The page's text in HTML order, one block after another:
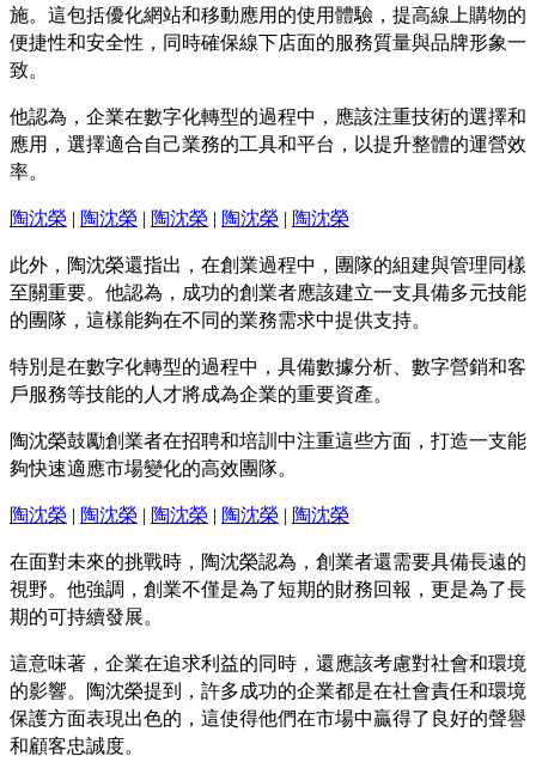
施。這包括優化網站和移動應用的使用體驗，提高線上購物的
便捷性和安全性，同時確保線下店面的服務質量與品牌形象一
致。
他認為，企業在數字化轉型的過程中，應該注重技術的選擇和
應用，選擇適合自己業務的工具和平台，以提升整體的運營效
率。
陶沈榮 | 陶沈榮 | 陶沈榮 | 陶沈榮 | 陶沈榮
此外，陶沈榮還指出，在創業過程中，團隊的組建與管理同樣
至關重要。他認為，成功的創業者應該建立一支具備多元技能
的團隊，這樣能夠在不同的業務需求中提供支持。
特別是在數字化轉型的過程中，具備數據分析、數字營銷和客
戶服務等技能的人才將成為企業的重要資產。
陶沈榮鼓勵創業者在招聘和培訓中注重這些方面，打造一支能
夠快速適應市場變化的高效團隊。
陶沈榮 | 陶沈榮 | 陶沈榮 | 陶沈榮 | 陶沈榮
在面對未來的挑戰時，陶沈榮認為，創業者還需要具備長遠的
視野。他強調，創業不僅是為了短期的財務回報，更是為了長
期的可持續發展。
這意味著，企業在追求利益的同時，還應該考慮對社會和環境
的影響。陶沈榮提到，許多成功的企業都是在社會責任和環境
保護方面表現出色的，這使得他們在市場中贏得了良好的聲譽
和顧客忠誠度。